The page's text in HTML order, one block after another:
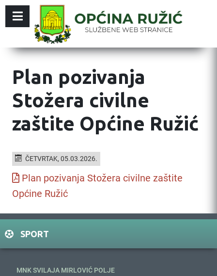
Plan pozivanja
Stožera civilne
zaštite Općine Ružić
ČETVRTAK, 05.03.2026.
Plan pozivanja Stožera civilne zaštite
Općine Ružić
SPORT
MNK SVILAJA MIRLOVIĆ POLJE